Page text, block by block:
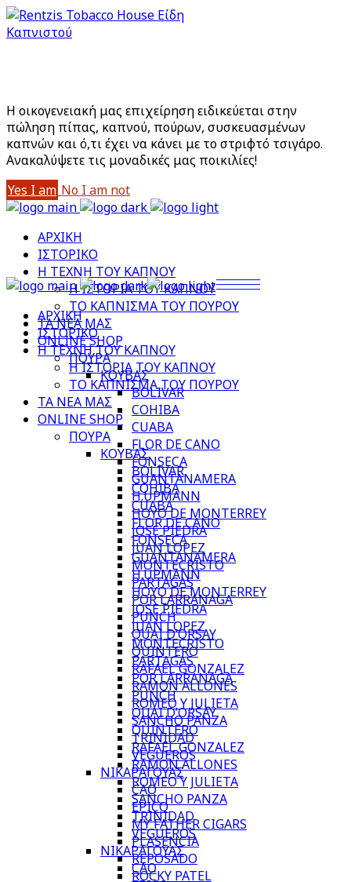
Είστε άνω των 18;
Η οικογενειακή μας επιχείρηση ειδικεύεται στην
πώληση πίπας, καπνού, πούρων, συσκευασμένων
καπνών και ό,τι έχει να κάνει με το στριφτό τσιγάρο.
Aνακαλύψετε τις μοναδικές μας ποικιλίες!
Yes I am No I am not
ΑΡΧΙΚΗ
ΙΣΤΟΡΙΚΟ
Η ΤΕΧΝΗ ΤΟΥ ΚΑΠΝΟΥ
Η ΙΣΤΟΡΙΑ ΤΟΥ ΚΑΠΝΟΥ
ΤΟ ΚΑΠΝΙΣΜΑ ΤΟΥ ΠΟΥΡΟΥ
ΤΑ ΝΕΑ ΜΑΣ
ONLINE SHOP
ΠΟΥΡΑ
ΚΟΥΒΑΣ
BOLIVAR
COHIBA
CUABA
FLOR DE CANO
FONSECA
GUANTANAMERA
H.UPMANN
HOYO DE MONTERREY
JOSE PIEDRA
JUAN LOPEZ
MONTECRISTO
PARTAGAS
POR LARRANAGA
PUNCH
QUAI D’ORSAY
QUINTERO
RAFAEL GONZALEZ
RAMON ALLONES
ROMEO Y JULIETA
SANCHO PANZA
TRINIDAD
VEGUEROS
ΝΙΚΑΡΑΓΟΥΑΣ
CAO
EPICO
MY FATHER CIGARS
PLASENCIA
REPOSADO
ROCKY PATEL
ΑΡΧΙΚΗ
ΙΣΤΟΡΙΚΟ
Η ΤΕΧΝΗ ΤΟΥ ΚΑΠΝΟΥ
Η ΙΣΤΟΡΙΑ ΤΟΥ ΚΑΠΝΟΥ
ΤΟ ΚΑΠΝΙΣΜΑ ΤΟΥ ΠΟΥΡΟΥ
ΤΑ ΝΕΑ ΜΑΣ
ONLINE SHOP
ΠΟΥΡΑ
ΚΟΥΒΑΣ
BOLIVAR
COHIBA
CUABA
FLOR DE CANO
FONSECA
GUANTANAMERA
H.UPMANN
HOYO DE MONTERREY
JOSE PIEDRA
JUAN LOPEZ
MONTECRISTO
PARTAGAS
POR LARRANAGA
PUNCH
QUAI D’ORSAY
QUINTERO
RAFAEL GONZALEZ
RAMON ALLONES
ROMEO Y JULIETA
SANCHO PANZA
TRINIDAD
VEGUEROS
ΝΙΚΑΡΑΓΟΥΑΣ
CAO